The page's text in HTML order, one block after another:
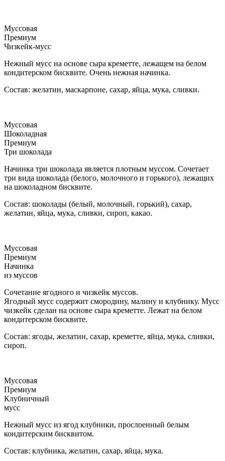
Муссовая
Премиум
Чизкейк-мусс
Нежный мусс на основе сыра креметте, лежащем на белом
кондитерском бисквите. Очень нежная начинка.
Состав: желатин, маскарпоне, сахар, яйца, мука, сливки.
Муссовая
Шоколадная
Премиум
Три шоколада
Начинка три шоколада является плотным муссом. Сочетает
три вида шоколада (белого, молочного и горького), лежащих
на шоколадном бисквите.
Состав: шоколады (белый, молочный, горький), сахар,
желатин, яйца, мука, сливки, сироп, какао.
Муссовая
Премиум
Начинка
из муссов
Сочетание ягодного и чизкейк муссов.
Ягодный мусс содержит смородину, малину и клубнику. Мусс
чизкейк сделан на основе сыра креметте. Лежат на белом
кондитерском бисквите.
Состав: ягоды, желатин, сахар, креметте, яйца, мука, сливки,
сироп.
Муссовая
Премиум
Клубничный
мусс
Нежный мусс из ягод клубники, прослоенный белым
кондитерским бисквитом.
Состав: клубника, желатин, сахар, яйца, мука.